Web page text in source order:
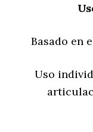
Basado en
Uso